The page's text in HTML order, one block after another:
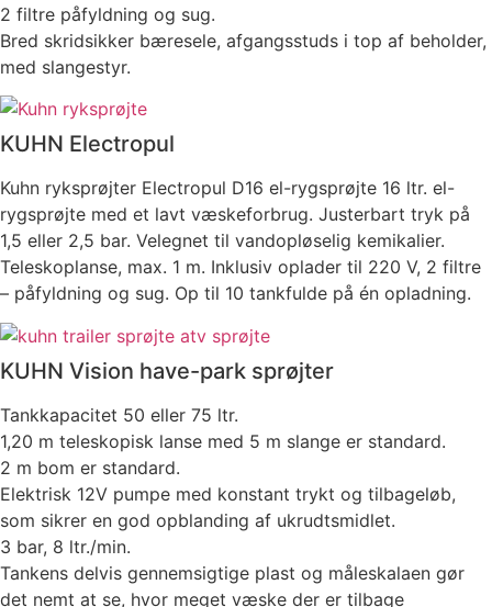
2 filtre påfyldning og sug.
Bred skridsikker bæresele, afgangsstuds i top af beholder,
med slange­styr.
KUHN Electropul
Kuhn ryksprøjter Electropul D16 el-rygsprøjte 16 ltr. el-
rygsprøjte med et lavt væskeforbrug. Justerbart tryk på
1,5 eller 2,5 bar. Velegnet til vandopløselig kemikalier.
Teleskoplanse, max. 1 m. Inklusiv oplader til 220 V, 2 filtre
– påfyld­ning og sug. Op til 10 tankfulde på én opladning.
KUHN Vision have-park sprøjter
Tankkapacitet 50 eller 75 ltr.
1,20 m teleskopisk lanse med 5 m slange er standard.
2 m bom er standard.
Elektrisk 12V pumpe med konstant trykt og tilbageløb,
som sikrer en god opblanding af ukrudtsmidlet.
3 bar, 8 ltr./min.
Tankens delvis gennemsigtige plast og måleskalaen gør
det nemt at se, hvor meget væske der er tilbage